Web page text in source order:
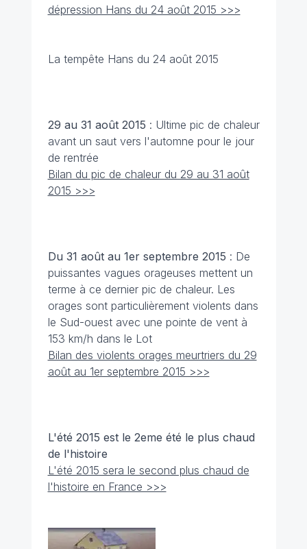
dépression Hans du 24 août 2015 >>>
La tempête Hans du 24 août 2015
29 au 31 août 2015 : Ultime pic de chaleur
avant un saut vers l'automne pour le jour
de rentrée
Bilan du pic de chaleur du 29 au 31 août
2015 >>>
Du 31 août au 1er septembre 2015 : De
puissantes vagues orageuses mettent un
terme à ce dernier pic de chaleur. Les
orages sont particulièrement violents dans
le Sud-ouest avec une pointe de vent à
153 km/h dans le Lot
Bilan des violents orages meurtriers du 29
août au 1er septembre 2015 >>>
L'été 2015 est le 2eme été le plus chaud
de l'histoire
L'été 2015 sera le second plus chaud de
l'histoire en France >>>